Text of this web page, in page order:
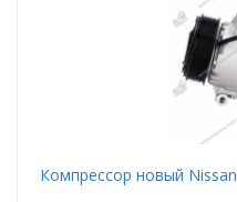
Компрессор новый